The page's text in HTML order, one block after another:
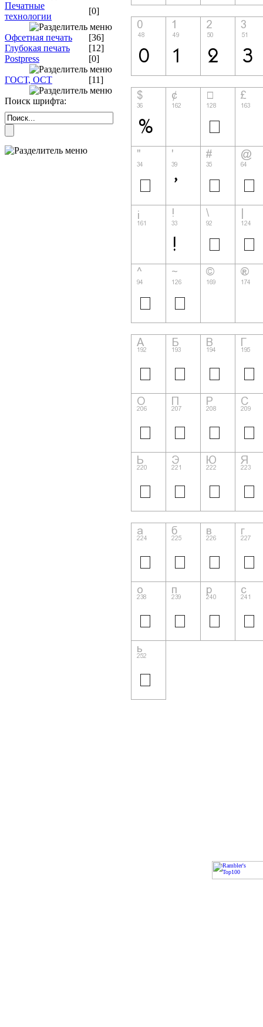
Печатные
технологии
[0]
Офсетная печать
[36]
Глубокая печать
[12]
Postpress
[0]
ГОСТ, ОСТ [11]
Поиск шрифта: